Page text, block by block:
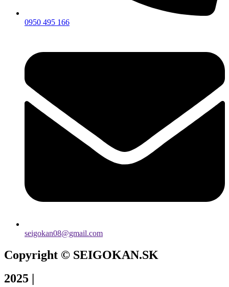
0950 495 166
seigokan08@gmail.com
Copyright © SEIGOKAN.SK
2025 |